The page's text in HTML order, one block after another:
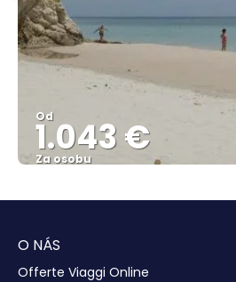
Od
1.043 €
Za osobu
O NÁS
Offerte Viaggi Online